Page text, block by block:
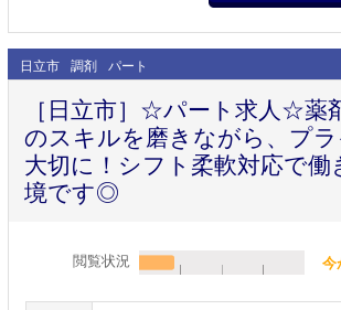
日立市 調剤 パート
［日立市］☆パート求人☆薬
のスキルを磨きながら、プ
大切に！シフト柔軟対応で働
境です◎
閲覧状況 今